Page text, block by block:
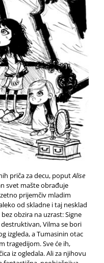
priča za decu, poputAlise
svet mašte obrađuje
prijemčiv mladim
od skladne i taj nesklad
obzira na uzrast: Signe
Vilma se bori
izgleda, a Tumasinin otac
tragedijom. Sve će ih,
iz ogledala. Ali za njihovu